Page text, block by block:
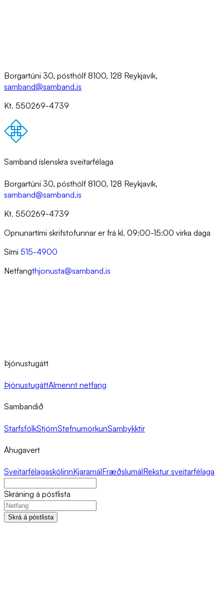
Borgartúni 30, pósthólf 8100, 128 Reykjavík,
samband@samband.is
Kt. 550269-4739
Samband íslenskra sveitarfélaga
Borgartúni 30, pósthólf 8100, 128 Reykjavík,
samband@samband.is
Kt. 550269-4739
Opnunartími skrifstofunnar er frá kl. 09:00-15:00 virka daga
Sími 515-4900
Netfangthjonusta@samband.is
Þjónustugátt
ÞjónustugáttAlmennt netfang
Sambandið
StarfsfólkStjórnStefnumörkunSamþykktir
Áhugavert
SveitarfélagaskólinnKjaramálFræðslumálRekstur sveitarfélaga
Skráning á póstlista
Skrá á póstlista